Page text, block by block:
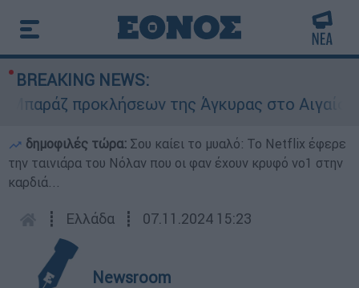
BREAKING NEWS:
προκλήσεων της Άγκυρας στο Αιγαίο:
δημοφιλές τώρα: Σου καίει το μυαλό: Το Netflix έφερε
την ταινιάρα του Νόλαν που οι φαν έχουν κρυφό νο1 στην
καρδιά...
┋ Ελλάδα ┋ 07.11.2024 15:23
Newsroom